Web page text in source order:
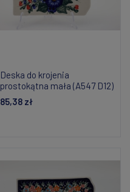
Deska do krojenia
prostokątna mała (A547 D12)
85,38 zł